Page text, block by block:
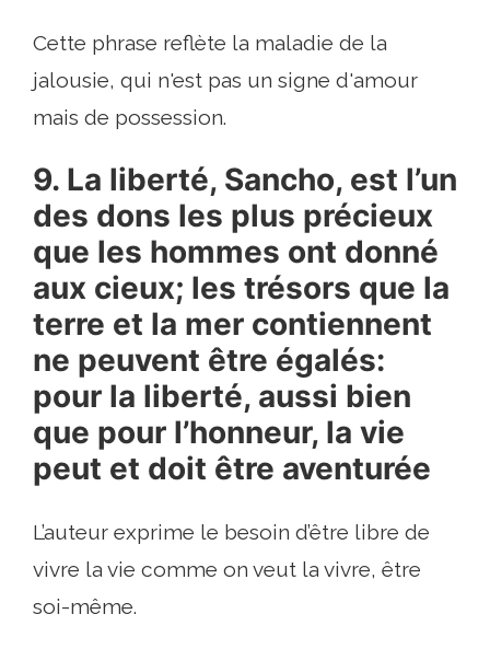
Cette phrase reflète la maladie de la
jalousie, qui n'est pas un signe d'amour
mais de possession.
9. La liberté, Sancho, est l’un
des dons les plus précieux
que les hommes ont donné
aux cieux; les trésors que la
terre et la mer contiennent
ne peuvent être égalés:
pour la liberté, aussi bien
que pour l’honneur, la vie
peut et doit être aventurée
L’auteur exprime le besoin d’être libre de
vivre la vie comme on veut la vivre, être
soi-même.